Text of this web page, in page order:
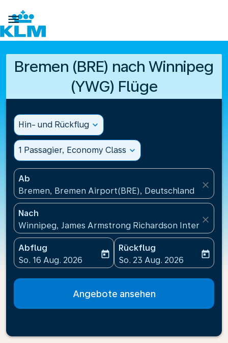

Bremen (BRE) nach Winnipeg
(YWG) Flüge
Hin- und Rückflug expand_more
1 Passagier, Economy Class expand_more
Ab
Bremen, Bremen Airport(BRE), Deutschland
close
Nach
Winnipeg, James Armstrong Richardson
close
Abflug
fc-booking-departure-date-aria-label
So. 16 Aug. 2026
today
Rückflug
fc-booking-return-date-
So. 23 Aug. 2026
today
Angebote ansehen